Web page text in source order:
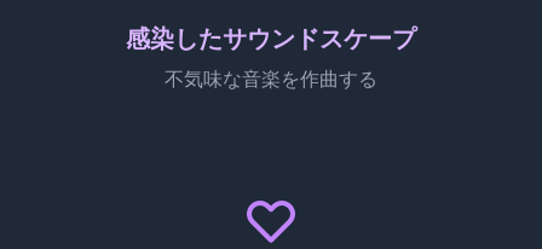
感染したサウンドスケープ
不気味な音楽を作曲する